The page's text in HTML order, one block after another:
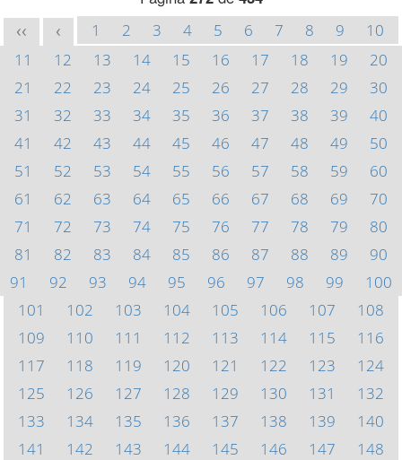
<< < 1 2 3 4 5 6 7 8 9
10
11
12 13 14 15 16 17 18 19
20
21
22 23 24 25 26 27 28 29
30
31
32 33 34 35 36 37 38 39
40
41
42 43 44 45 46 47 48 49
50
51
52 53 54 55 56 57 58 59
60
61
62 63 64 65 66 67 68 69
70
71
72 73 74 75 76 77 78 79
80
81
82 83 84 85 86 87 88 89
90
91
92 93 94 95 96 97 98 99
100
101
102 103 104 105 106 107
108
109
110 111 112 113 114 115
116
117
118 119 120 121 122 123
124
125
126 127 128 129 130 131
132
133
134 135 136 137 138 139
140
141
142 143 144 145 146 147
148